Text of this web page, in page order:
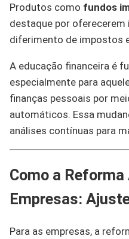
Produtos como fundos
destaque por oferecerem
diferimento de impostos
A educação financeira é
especialmente para
finanças pessoais por
automáticos. Essa
análises contínuas para
Como a
Empresas:
Para as empresas, a